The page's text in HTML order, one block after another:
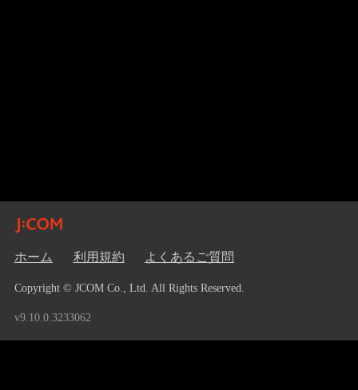
ホーム 利用規約 よくあるご質問
Copyright © JCOM Co., Ltd. All Rights Reserved.
v9.10.0.3233062